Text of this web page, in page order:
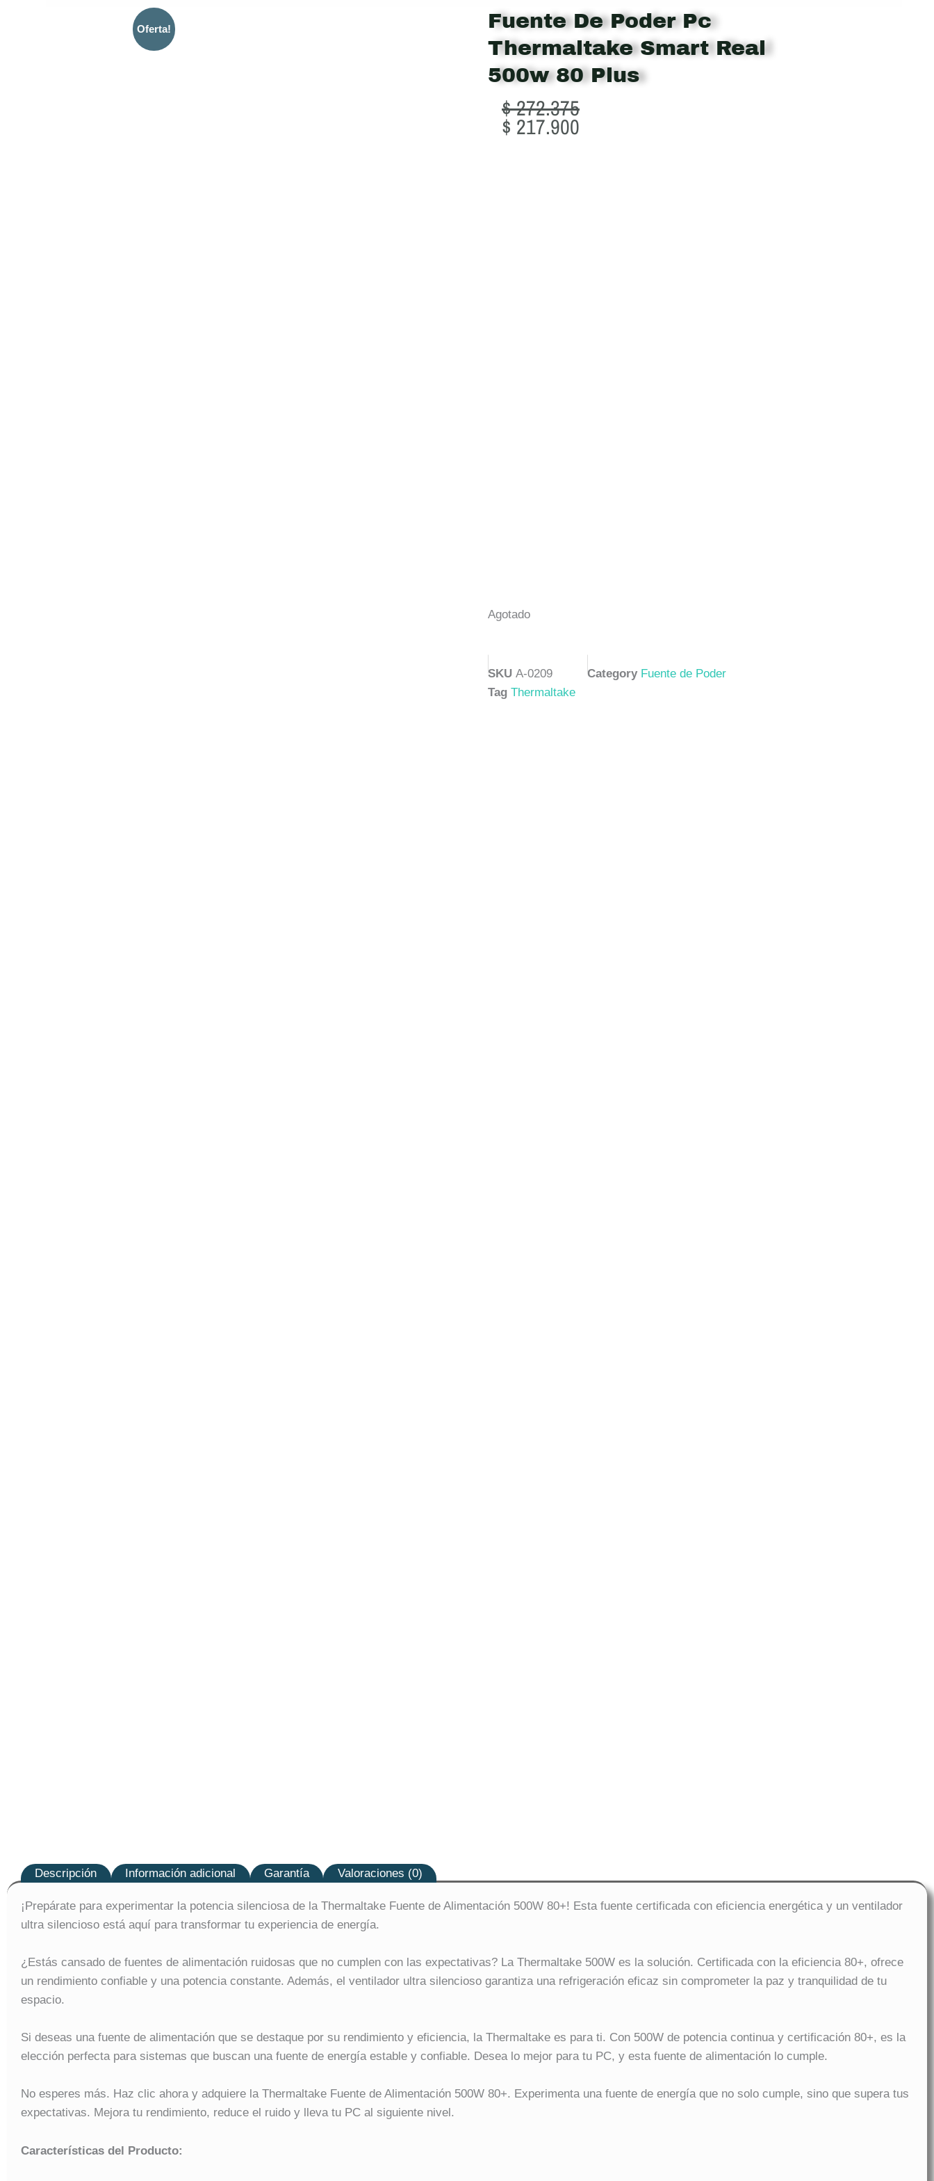
Fuente De Poder Pc
Thermaltake Smart Real
500w 80 Plus
$272.375
Original
price
was:
$ 217.900
Current
Agotado
SKU A-0209 Category Fuente de Poder
Tag Thermaltake
Descripción Información adicional Garantía Valoraciones (0)
¡Prepárate para experimentar la potencia silenciosa de la Thermaltake Fuente de Alimentación 500W 80+! Esta fuente certificada con eficiencia energética y un ventilador
ultra silencioso está aquí para transformar tu experiencia de energía.
¿Estás cansado de fuentes de alimentación ruidosas que no cumplen con las expectativas? La Thermaltake 500W es la solución. Certificada con la eficiencia 80+, ofrece
un rendimiento confiable y una potencia constante. Además, el ventilador ultra silencioso garantiza una refrigeración eficaz sin comprometer la paz y tranquilidad de tu
espacio.
Si deseas una fuente de alimentación que se destaque por su rendimiento y eficiencia, la Thermaltake es para ti. Con 500W de potencia continua y certificación 80+, es la
elección perfecta para sistemas que buscan una fuente de energía estable y confiable. Desea lo mejor para tu PC, y esta fuente de alimentación lo cumple.
No esperes más. Haz clic ahora y adquiere la Thermaltake Fuente de Alimentación 500W 80+. Experimenta una fuente de energía que no solo cumple, sino que supera tus
expectativas. Mejora tu rendimiento, reduce el ruido y lleva tu PC al siguiente nivel.
Características del Producto: